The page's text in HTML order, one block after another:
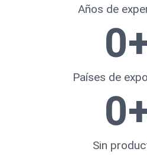
Años de
Países de
0
Sin
0